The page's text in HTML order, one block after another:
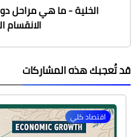
الخلية - ما هي مراحل
الانقسام
قد تُعجبك هذه المشاركات
اقتصاد كلي